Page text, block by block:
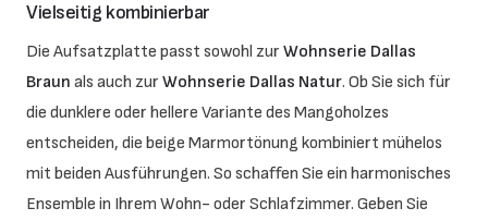
Vielseitig kombinierbar
Die Aufsatzplatte passt sowohl zur Wohnserie Dallas
Braun als auch zur Wohnserie Dallas Natur. Ob Sie sich für
die dunklere oder hellere Variante des Mangoholzes
entscheiden, die beige Marmortönung kombiniert mühelos
mit beiden Ausführungen. So schaffen Sie ein harmonisches
Ensemble in Ihrem Wohn- oder Schlafzimmer. Geben Sie